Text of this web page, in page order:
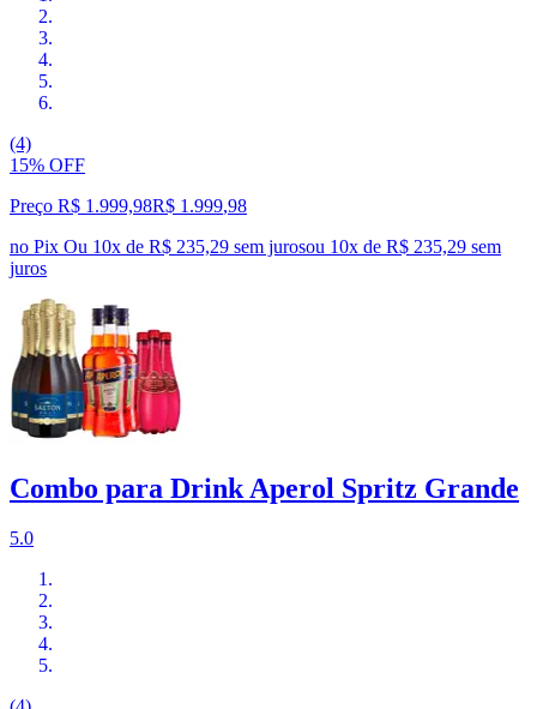
(4)
15% OFF
Preço R$ 1.999,98R$ 1.999,98
no Pix Ou 10x de R$ 235,29 sem jurosou 10x de R$ 235,29 sem
juros
Combo para Drink Aperol Spritz Grande
5.0